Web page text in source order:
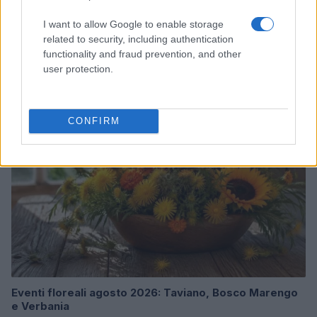
I want to allow Google to enable storage
related to security, including authentication
functionality and fraud prevention, and other
user protection.
CONFIRM
Continua a leggere
Eventi floreali agosto 2026: Taviano, Bosco Marengo
e Verbania